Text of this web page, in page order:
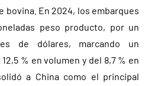
bovina. En 2024, los embarques
peso producto, por un
de dólares, marcando un
% en volumen y del 8,7 % en
a China como el principal